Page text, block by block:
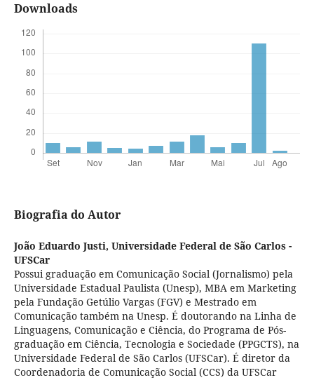
Downloads
Biografia do Autor
João Eduardo Justi, Universidade Federal de São Carlos -
UFSCar
Possui graduação em Comunicação Social (Jornalismo) pela
Universidade Estadual Paulista (Unesp), MBA em Marketing
pela Fundação Getúlio Vargas (FGV) e Mestrado em
Comunicação também na Unesp. É doutorando na Linha de
Linguagens, Comunicação e Ciência, do Programa de Pós-
graduação em Ciência, Tecnologia e Sociedade (PPGCTS), na
Universidade Federal de São Carlos (UFSCar). É diretor da
Coordenadoria de Comunicação Social (CCS) da UFSCar